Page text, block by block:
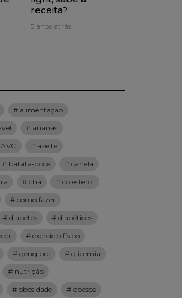
receita?
5 anos atrás
alimentação
ananás
AVC
azeite
batata-doce
canela
chá
colesterol
como fazer
diabetes
diabéticos
exercício físico
gengibre
glicemia
nutrição
obesidade
obesos